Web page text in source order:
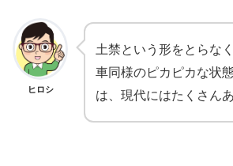
ヒロシ
土禁という形をとらな
車同様のピカピカな状
は、現代にはたくさんあ